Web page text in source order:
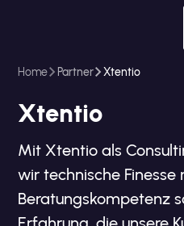
Home Partner Xtentio
Xtentio
Mit Xtentio als
wir technische
Beratungskompetenz